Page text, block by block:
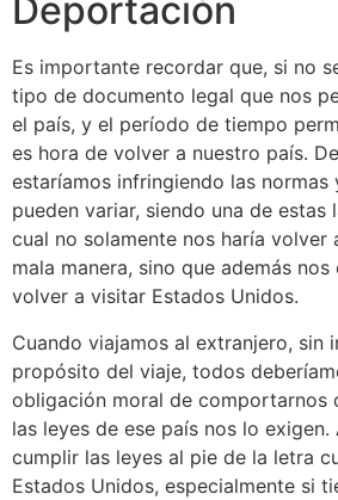
Deportación
Es importante recordar que, si no
tipo de documento legal que nos
el país, y el período de tiempo
es hora de volver a nuestro país.
estaríamos infringiendo las normas
pueden variar, siendo una de estas
cual no solamente nos haría volver
mala manera, sino que además
volver a visitar Estados Unidos.
Cuando viajamos al extranjero, sin
propósito del viaje, todos
obligación moral de comportarnos
las leyes de ese país nos lo exigen.
cumplir las leyes al pie de la letra
Estados Unidos, especialmente si